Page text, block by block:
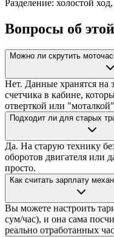
Разделение: холостой
Вопросы об
Можно ли скрутить
Нет. Данные хранятся на
счетчика в кабине,
отверткой или
Подходит ли для старых
Да. На старую технику
оборотов двигателя или
просто.
Как считать зарплату
Вы можете настроить
сум/час), и она сама
реально отработанных